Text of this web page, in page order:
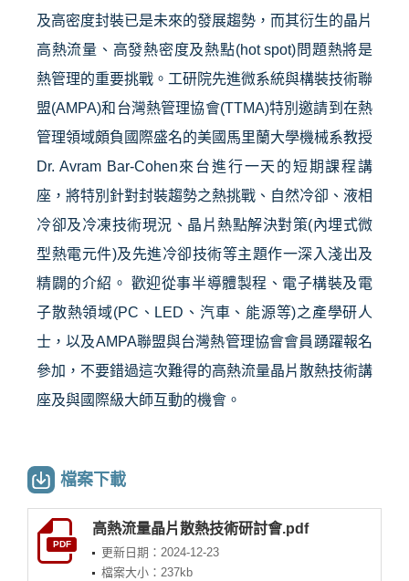
及高密度封裝已是未來的發展趨勢，而其衍生的晶片
高熱流量、高發熱密度及熱點(hot spot)問題熱將是
熱管理的重要挑戰。工研院先進微系統與構裝技術聯
盟(AMPA)和台灣熱管理協會(TTMA)特別邀請到在熱
管理領域頗負國際盛名的美國馬里蘭大學機械系教授
Dr. Avram Bar-Cohen來台進行一天的短期課程講
座，將特別針對封裝趨勢之熱挑戰、自然冷卻、液相
冷卻及冷凍技術現況、晶片熱點解決對策(內埋式微
型熱電元件)及先進冷卻技術等主題作一深入淺出及
精闢的介紹。 歡迎從事半導體製程、電子構裝及電
子散熱領域(PC、LED、汽車、能源等)之產學研人
士，以及AMPA聯盟與台灣熱管理協會會員踴躍報名
參加，不要錯過這次難得的高熱流量晶片散熱技術講
座及與國際級大師互動的機會。
檔案下載
PDF
高熱流量晶片散熱技術研討會.pdf
更新日期：2024-12-23
檔案大小：237kb